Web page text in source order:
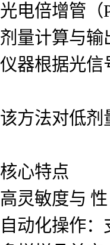
光电倍增管（
剂量计算与输
仪器根据光信
该方法对低剂
核心特点
高灵敏度与
自动化操作